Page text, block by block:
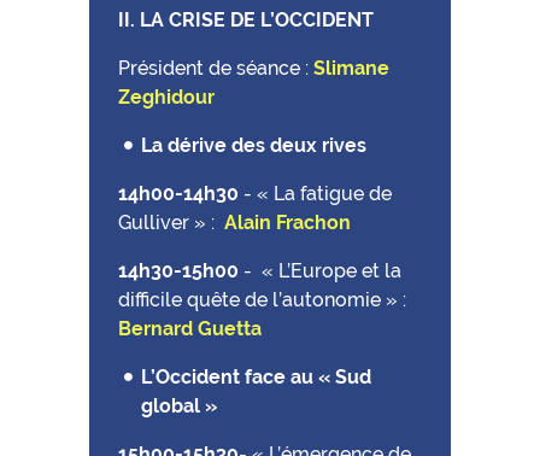
II. LA CRISE DE L’OCCIDENT
Président de séance : Slimane
Zeghidour
La dérive des deux rives
14h00-14h30 - « La fatigue de
Gulliver » : Alain Frachon
14h30-15h00 - « L’Europe et la
difficile quête de l’autonomie » :
Bernard Guetta
L’Occident face au « Sud
global »